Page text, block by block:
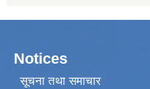
Notices
सूचना तथा समाचार